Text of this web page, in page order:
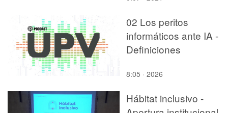
02 Los peritos
informáticos ante IA -
Definiciones
8:05 · 2026
Hábitat inclusivo -